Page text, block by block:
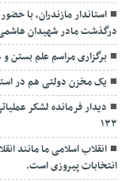
استاندار مازندران، با
درگذشت مادر شهیدان
برگزاری مراسم علم بستن
یک مخزن دولتی هم در
۱۳۳
انقلاب اسلامی ما مانند
انتخابات پیروزی است.